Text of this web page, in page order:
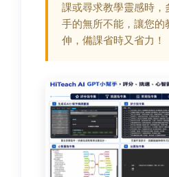
課或尋求教學靈感時，
手的無所不能，讓您的
伸，備課省時又省力！